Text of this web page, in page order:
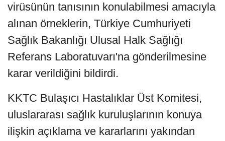
virüsünün tanısının konulabilmesi amacıyla
alınan örneklerin, Türkiye Cumhuriyeti
Sağlık Bakanlığı Ulusal Halk Sağlığı
Referans Laboratuvarı'na gönderilmesine
karar verildiğini bildirdi.
KKTC Bulaşıcı Hastalıklar Üst Komitesi,
uluslararası sağlık kuruluşlarının konuya
ilişkin açıklama ve kararlarını yakından